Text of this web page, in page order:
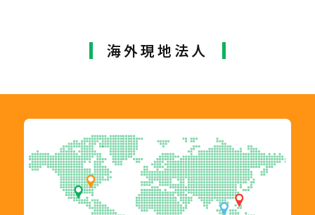
海外現地法人